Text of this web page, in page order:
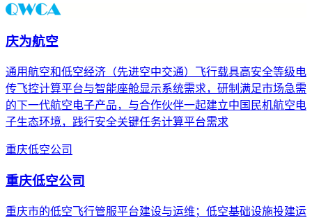
庆为航空
通用航空和低空经济（先进空中交通）飞行载具高安全等级电
传飞控计算平台与智能座舱显示系统需求，研制满足市场急需
的下一代航空电子产品，与合作伙伴一起建立中国民机航空电
子生态环境，践行安全关键任务计算平台需求
重庆低空公司
重庆低空公司
重庆市的低空飞行管服平台建设与运维；低空基础设施投建运